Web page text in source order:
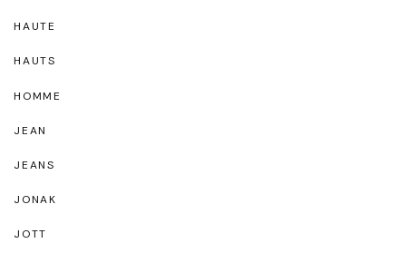
HAUTE
HAUTS
HOMME
JEAN
JEANS
JONAK
JOTT